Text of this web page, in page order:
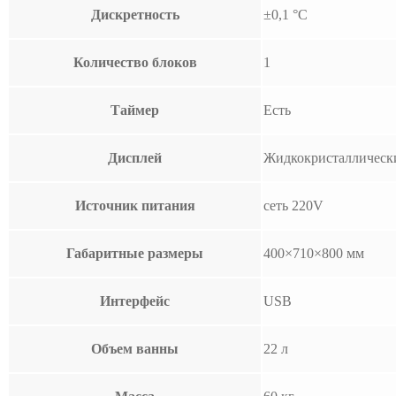
Дискретность ±0,1 °C
Количество блоков 1
Таймер Есть
Дисплей
Источник питания сеть 220V
Габаритные размеры 400×710×800 мм
Интерфейс USB
Объем ванны 22 л